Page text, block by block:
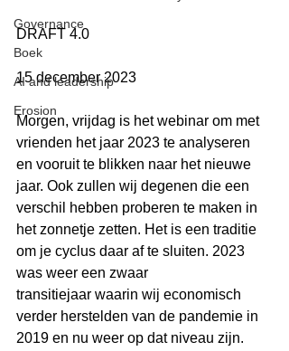
Governance
Boek
AI and leadership
Erosion
DRAFT 4.0
15 december 2023
Morgen, vrijdag is het webinar om met
vrienden het jaar 2023 te analyseren
en vooruit te blikken naar het nieuwe
jaar. Ook zullen wij degenen die een
verschil hebben proberen te maken in
het zonnetje zetten. Het is een traditie
om je cyclus daar af te sluiten. 2023
was weer een zwaar
transitiejaar waarin wij economisch
verder herstelden van de pandemie in
2019 en nu weer op dat niveau zijn.